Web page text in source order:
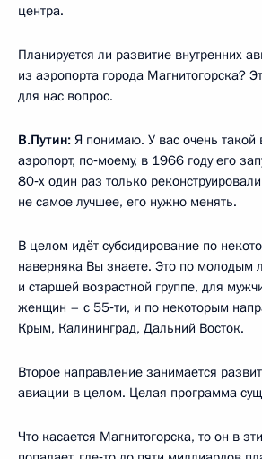
центра.
Планируется ли развитие внутренних
из аэропорта города Магнитогорска?
для нас вопрос.
В.Путин: Я понимаю. У вас очень такой
аэропорт, по‑моему, в 1966 году его
80‑х один раз только
не самое лучшее, его нужно менять.
В целом идёт субсидирование по
наверняка Вы знаете. Это по молодым
и старшей возрастной группе, для
женщин – с 55‑ти, и по некоторым
Крым, Калининград, Дальний Восток.
Второе направление занимается
авиации в целом. Целая программа
Что касается Магнитогорска, то он в